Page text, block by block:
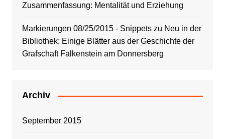
Zusammenfassung: Mentalität und Erziehung
Markierungen 08/25/2015 - Snippetszu Neu in der
Bibliothek: Einige Blätter aus der Geschichte der
Grafschaft Falkenstein am Donnersberg
Archiv
September 2015